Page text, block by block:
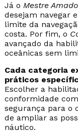
Já o Mestre
desejam navegar
limite da
costa. Por fim, o
avançado da
oceânicas sem
Cada categoria
práticos
Escolher a
conformidade
segurança para o
de ampliar as
náutico.